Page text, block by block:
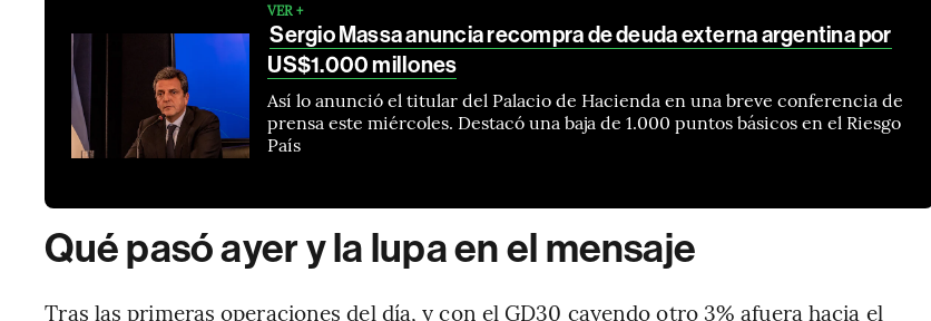
VER +
Sergio Massa anuncia recompra de deuda externa argentina por
US$1.000 millones
Así lo anunció el titular del Palacio de Hacienda en una breve conferencia de
prensa este miércoles. Destacó una baja de 1.000 puntos básicos en el Riesgo
País
Qué pasó ayer y la lupa en el mensaje
Tras las primeras operaciones del día, y con el GD30 cayendo otro 3% afuera hacia el